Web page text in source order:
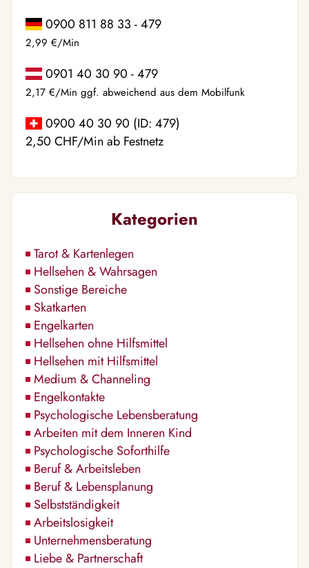
0900 811 88 33 - 479
2,99 €/Min
0901 40 30 90 - 479
2,17 €/Min ggf. abweichend aus dem Mobilfunk
0900 40 30 90 (ID: 479)
2,50 CHF/Min ab Festnetz
Kategorien
Tarot & Kartenlegen
Hellsehen & Wahrsagen
Sonstige Bereiche
Skatkarten
Engelkarten
Hellsehen ohne Hilfsmittel
Hellsehen mit Hilfsmittel
Medium & Channeling
Engelkontakte
Psychologische Lebensberatung
Arbeiten mit dem Inneren Kind
Psychologische Soforthilfe
Beruf & Arbeitsleben
Beruf & Lebensplanung
Selbstständigkeit
Arbeitslosigkeit
Unternehmensberatung
Liebe & Partnerschaft